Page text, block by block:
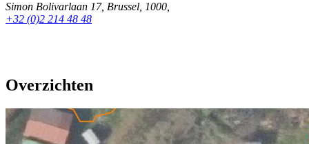
Simon Bolivarlaan 17, Brussel 1000
+32 (0)2 214 48 48
Overzichten